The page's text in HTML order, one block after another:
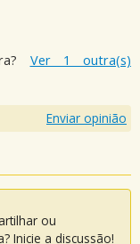
Ver 1 outra(s)
Enviar opinião
ou
Inicie a discussão!